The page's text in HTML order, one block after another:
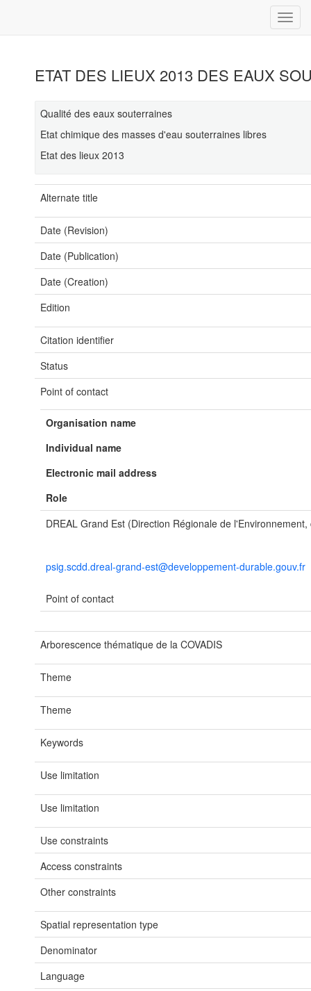
ETAT DES LIEUX 2013 DES EAUX
Qualité des eaux souterraines
Etat chimique des masses d'eau souterraines libres
Etat des lieux 2013
Alternate title
Date (Revision)
Date (Publication)
Date (Creation)
Edition
Citation identifier
Status
Point of contact
Organisation name
Individual name
Electronic mail address
Role
DREAL Grand Est (Direction Régionale de
psig.scdd.dreal-grand-est@developpement-durable.gouv.fr
Point of contact
Arborescence thématique de la COVADIS
Theme
Theme
Keywords
Use limitation
Use limitation
Use constraints
Access constraints
Other constraints
Spatial representation type
Denominator
Language